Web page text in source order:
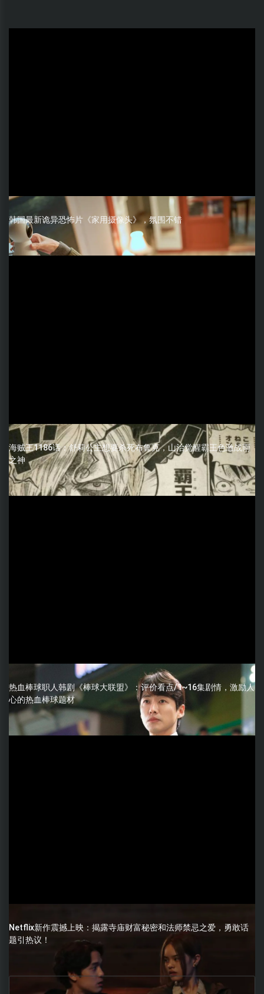
韩国最新诡异恐怖片《家用摄像头》，氛围不错
海贼王1186话：舒莉公主想要杀死布鲁克，山治觉醒霸王色激战雨
之神
热血棒球职人韩剧《棒球大联盟》：评价看点/1~16集剧情，激励人
心的热血棒球题材
Netflix新作震撼上映：揭露寺庙财富秘密和法师禁忌之爱，勇敢话
题引热议！